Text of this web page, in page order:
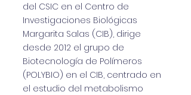
del CSIC en el Centro de
Investigaciones Biológicas
Margarita Salas (CIB), dirige
desde 2012 el grupo de
Biotecnología de Polímeros
(POLYBIO) en el CIB, centrado en
el estudio del metabolismo